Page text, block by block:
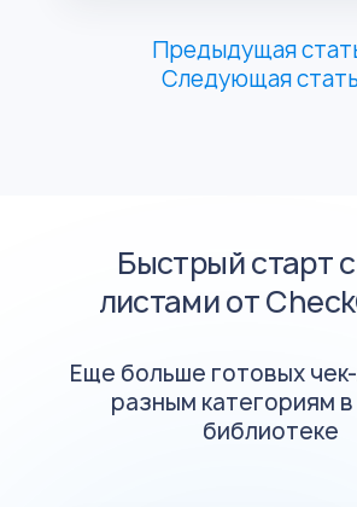
Предыдущая
Следующая
Быстрый старт
листами от
Еще больше готовых
разным категориям
библиотеке